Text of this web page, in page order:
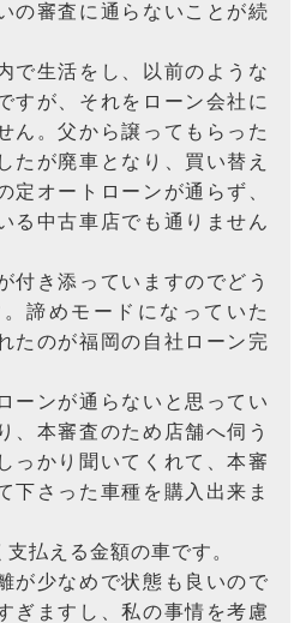
の審査に通らないことが続
で生活をし、以前のような
すが、それをローン会社に
ん。父から譲ってもらった
たが廃車となり、買い替え
定オートローンが通らず、
る中古車店でも通りません
付き添っていますのでどう
諦めモードになっていた
たのが福岡の自社ローン完
ーンが通らないと思ってい
、本審査のため店舗へ伺う
っかり聞いてくれて、本審
下さった車種を購入出来ま
払える金額の車です。
が少なめで状態も良いので
ぎますし、私の事情を考慮